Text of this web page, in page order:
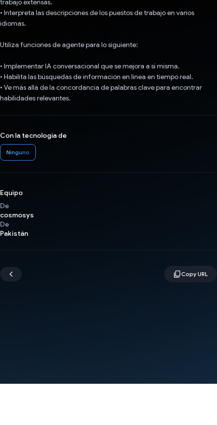
trabajo extensas.
• Interpreta las descripciones de los puestos de trabajo en varios
idiomas.
Utiliza funciones de agente para lo siguiente:
• Implementar IA conversacional que se mejora a sí misma.
• Habilita las búsquedas de información en línea en tiempo real.
• Ve más allá de la concordancia de palabras clave para encontrar
habilidades relevantes.
Con la tecnología de
Ninguno
Equipo
De
cosmosys
De
Pakistán